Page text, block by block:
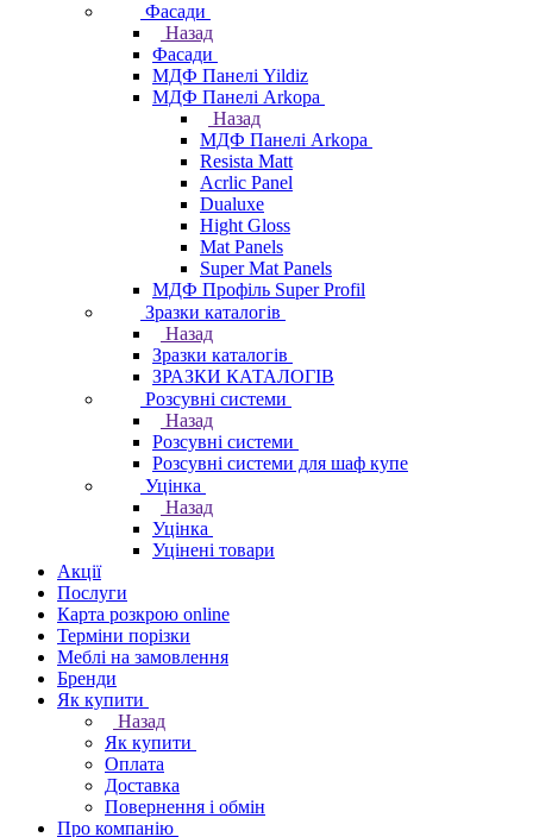
Фасади
Назад
Фасади
МДФ Панелі Yildiz
МДФ Панелі Arkopa
Назад
МДФ Панелі Arkopa
Resista Matt
Acrlic Panel
Dualuxe
Hight Gloss
Mat Panels
Super Mat Panels
МДФ Профіль Super Profil
Зразки каталогів
Назад
Зразки каталогів
ЗРАЗКИ КАТАЛОГІВ
Розсувні системи
Назад
Розсувні системи
Розсувні системи для шаф купе
Уцінка
Назад
Уцінка
Уцінені товари
Акції
Послуги
Карта розкрою online
Терміни порізки
Меблі на замовлення
Бренди
Як купити
Назад
Як купити
Оплата
Доставка
Повернення і обмін
Про компанію